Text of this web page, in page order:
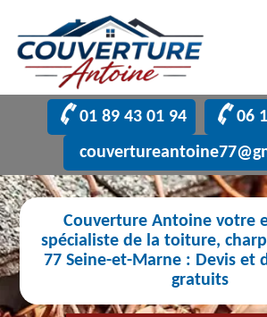
01 89 43 01 94
06
Couverture Antoine votre
spécialiste de la toiture,
77 Seine-et-Marne : Devis et
gratuits